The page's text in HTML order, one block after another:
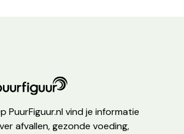
PuurFiguur.nl vind je informatie
afvallen, gezonde voeding,